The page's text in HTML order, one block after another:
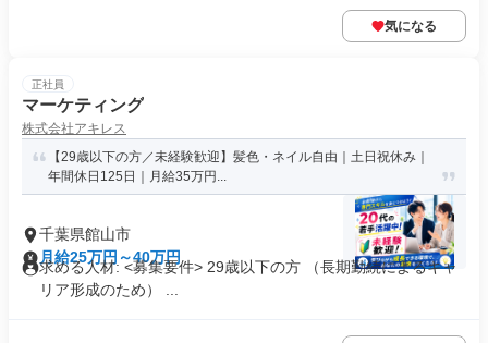
気になる
正社員
マーケティング
株式会社アキレス
【29歳以下の方／未経験歓迎】髪色・ネイル自由｜土日祝休み｜
年間休日125日｜月給35万円...
千葉県館山市
月給25万円～40万円
求める人材: <募集要件> 29歳以下の方 （長期勤続によるキャ
リア形成のため） ...